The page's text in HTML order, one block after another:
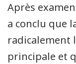
Après
a conclu que
radicalement
principale et